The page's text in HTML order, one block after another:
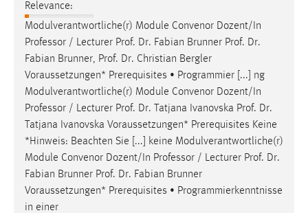
Relevance:
Modulverantwortliche(r) Module Convenor Dozent/In
Professor / Lecturer Prof. Dr. Fabian Brunner Prof. Dr.
Fabian Brunner, Prof. Dr. Christian Bergler
Voraussetzungen* Prerequisites • Programmier [...] ng
Modulverantwortliche(r) Module Convenor Dozent/In
Professor / Lecturer Prof. Dr. Tatjana Ivanovska Prof. Dr.
Tatjana Ivanovska Voraussetzungen* Prerequisites Keine
*Hinweis: Beachten Sie [...] keine Modulverantwortliche(r)
Module Convenor Dozent/In Professor / Lecturer Prof. Dr.
Fabian Brunner Prof. Dr. Fabian Brunner
Voraussetzungen* Prerequisites • Programmierkenntnisse
in einer